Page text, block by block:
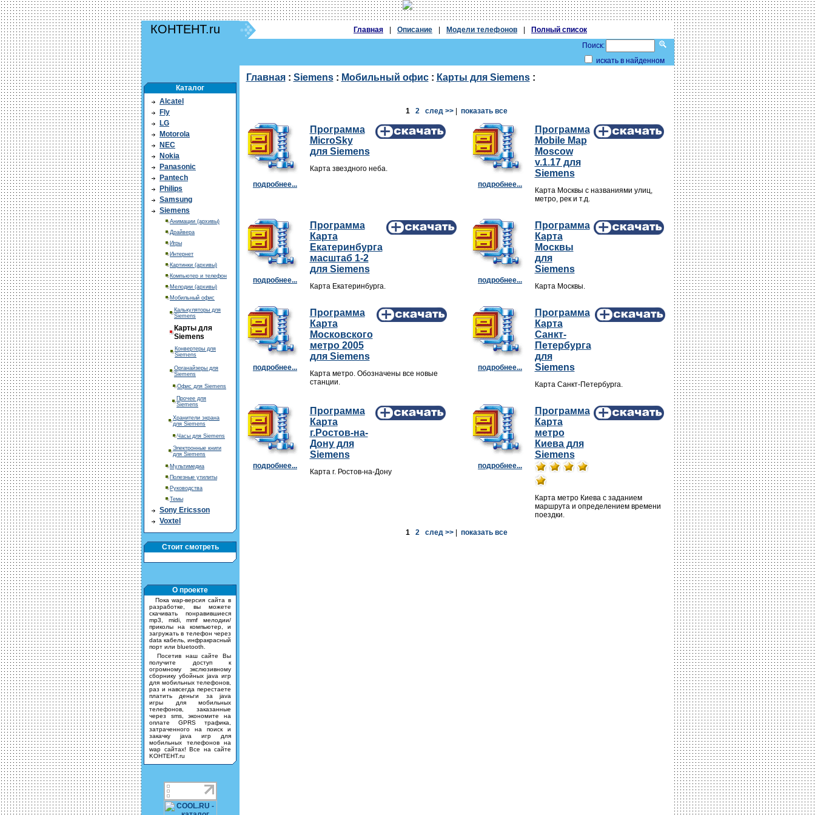
КОНТЕНТ.ru Главная Описание Модели телефонов
Полный список
Поиск:
искать в найденном
Каталог
Alcatel
Fly
LG
Motorola
NEC
Nokia
Panasonic
Pantech
Philips
Samsung
Siemens
Анимации (архивы)
Драйвера
Игры
Интернет
Картинки (архивы)
Компьютер и телефон
Мелодии (архивы)
Мобильный офис
Калькуляторы для
Siemens
Карты для
Siemens
Конвертеры для
Siemens
Органайзеры для
Siemens
Офис для Siemens
Прочее для
Siemens
Хранители экрана
для Siemens
Часы для Siemens
Электронные книги
для Siemens
Мультимедиа
Полезные утилиты
Руководства
Темы
Sony Ericsson
Voxtel
Стоит смотреть
О проекте
Пока wap-версия сайта в
разработке, вы можете
скачивать понравившиеся
mp3, midi, mmf мелодии/
приколы на компьютер, и
загружать в телефон через
data кабель, инфракрасный
порт или bluetooth.
Посетив наш сайте Вы
получите доступ к
огромному экслюзивному
сборнику убойных java игр
для мобильных телефонов,
раз и навсегда перестаете
платить деньги за java
игры для мобильных
телефонов, заказанные
через sms, экономите на
оплате GPRS трафика,
затраченного на поиск и
закачку java игр для
мобильных телефонов на
wap сайтах! Все на сайте
KOHTEHT.ru
Главная: Siemens: Мобильный офис: Карты для Siemens:
1 2 след >> показать все
подробнее...
Программа
MicroSky
для Siemens
Карта звездного неба.
подробнее...
Программа
Mobile Map
Moscow
v.1.17 для
Siemens
Карта Москвы с названиями улиц,
метро, рек и т.д.
подробнее...
Программа
Карта
Екатеринбурга
масштаб 1-2
для Siemens
Карта Екатеринбурга.
подробнее...
Программа
Карта
Москвы
для
Siemens
Карта Москвы.
подробнее...
Программа
Карта
Московского
метро 2005
для Siemens
Карта метро. Обозначены все новые
станции.
подробнее...
Программа
Карта
Санкт-
Петербурга
для
Siemens
Карта Санкт-Петербурга.
подробнее...
Программа
Карта
г.Ростов-на-
Дону для
Siemens
Карта г. Ростов-на-Дону
подробнее...
Программа
Карта
метро
Киева для
Siemens
Карта метро Киева с заданием
маршрута и определением времени
поездки.
1 2 след >> показать все